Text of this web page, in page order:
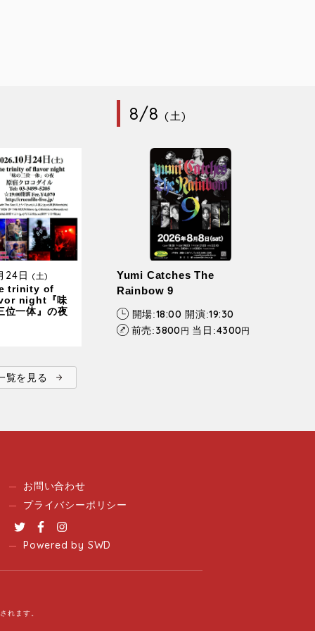
24日 (土)
trinity of
night『味
位一体』の夜
覧を見る
8/8(土)
Yumi Catches The
Rainbow 9
開場:18:00 開演:19:30
前売:3800 円 当日:4300 円
お問い合わせ
プライバシーポリシー
TwitterFacebook
Powered by SWD
れます。